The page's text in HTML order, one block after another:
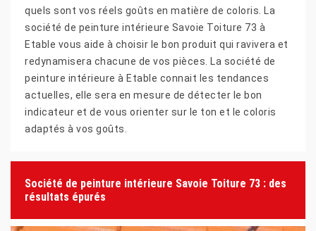
quels sont vos réels goûts en matière de coloris. La
société de peinture intérieure Savoie Toiture 73 à
Etable vous aide à choisir le bon produit qui ravivera et
redynamisera chacune de vos pièces. La société de
peinture intérieure à Etable connait les tendances
actuelles, elle sera en mesure de détecter le bon
indicateur et de vous orienter sur le ton et le coloris
adaptés à vos goûts.
Société de peinture intérieure Savoie Toiture 73 : des
résultats épurés